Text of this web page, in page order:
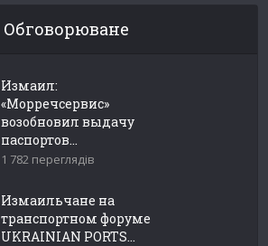
Обговорюване
Измаил:
«Морречсервис»
возобновил выдачу
паспортов...
1 782 переглядів
Измаильчане на
транспортном форуме
UKRAINIAN PORTS...